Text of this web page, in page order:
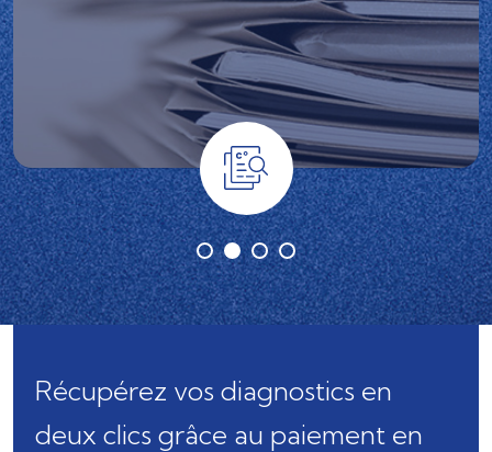
Récupérez vos diagnostics en
deux clics grâce au paiement en